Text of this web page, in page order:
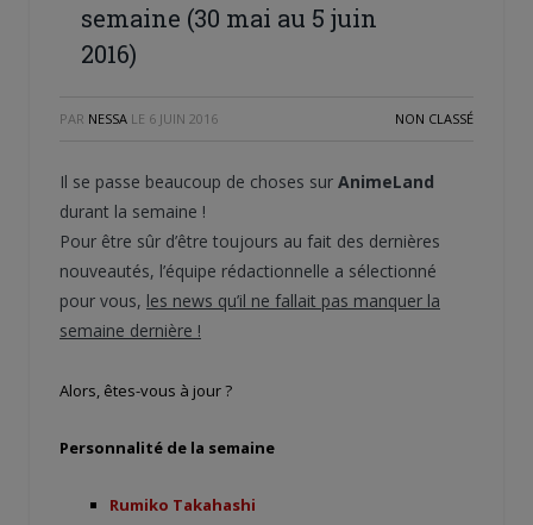
semaine (30 mai au 5 juin
2016)
PAR NESSA LE 6 JUIN 2016 NON CLASSÉ
Il se passe beaucoup de choses sur AnimeLand
durant la semaine !
Pour être sûr d’être toujours au fait des dernières
nouveautés, l’équipe rédactionnelle a sélectionné
pour vous, les news qu’il ne fallait pas manquer la
semaine dernière !
Alors, êtes-vous à jour ?
Personnalité de la semaine
Rumiko Takahashi